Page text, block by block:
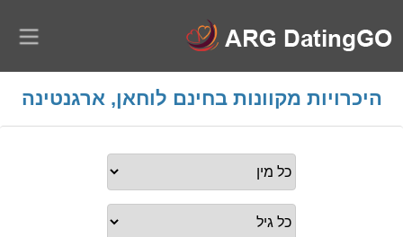
היכרויות מקוונות בחינם לוחאן, ארגנטינה